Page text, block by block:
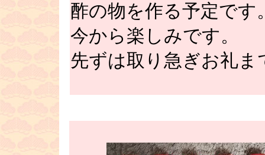
酢の物を作る予定です
今から楽しみです
先ずは取り急ぎお